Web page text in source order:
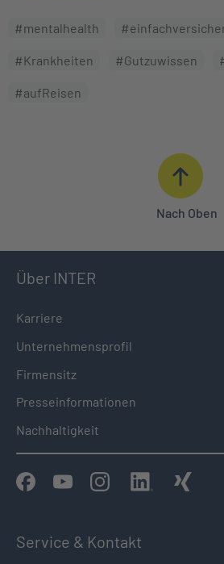
#mentalhealth
#Krankheiten #Gutzuwissen
#aufReisen
Nach Oben
Über INTER
Karriere
Unternehmensprofil
Firmensitz
Presseinformationen
Nachhaltigkeit
Service & Kontakt